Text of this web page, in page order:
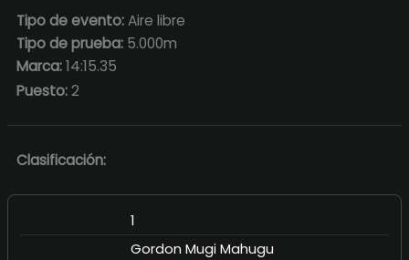
Tipo de evento:Aire libre
Tipo de prueba: 5.000m
Marca:14:15.35
Puesto:2
Clasificación:
1
Gordon Mugi Mahugu